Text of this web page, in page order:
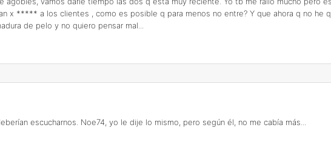
x ***** a los clientes , como es posible q para menos no entre? Y que ahora q no
de pelo y no quiero pensar mal...
escucharnos. Noe74, yo le dije lo mismo, pero según él, no me cabía más...